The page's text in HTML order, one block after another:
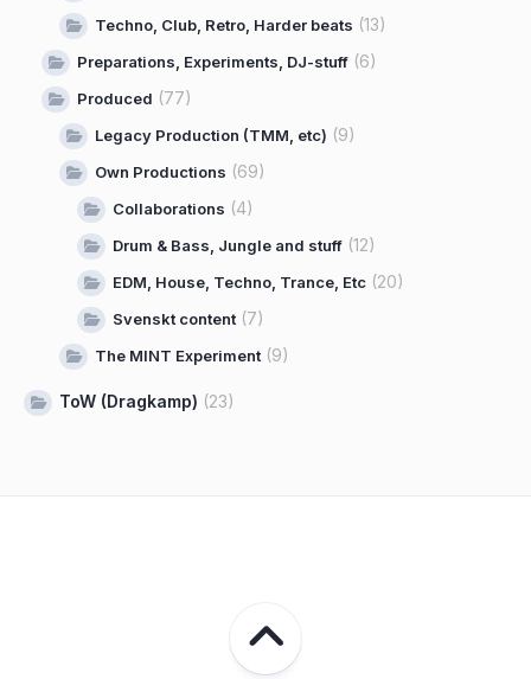
Techno, Club, Retro, Harder beats (13)
Preparations, Experiments, DJ-stuff (6)
Produced (77)
Legacy Production (TMM, etc) (9)
Own Productions (69)
Collaborations (4)
Drum & Bass, Jungle and stuff (12)
EDM, House, Techno, Trance, Etc (20)
Svenskt content(7)
The MINT Experiment(9)
ToW (Dragkamp) (23)